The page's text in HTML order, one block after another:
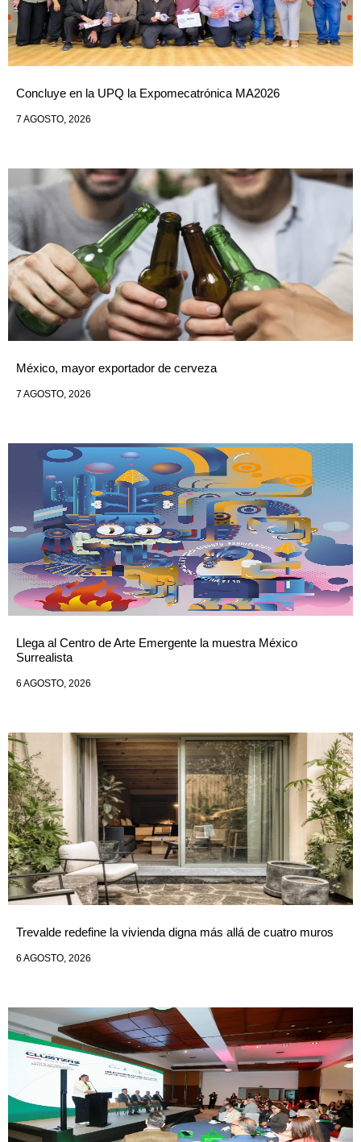
Concluye en la UPQ la Expomecatrónica MA2026
7 AGOSTO, 2026
México, mayor exportador de cerveza
7 AGOSTO, 2026
Llega al Centro de Arte Emergente la muestra México
Surrealista
6 AGOSTO, 2026
Trevalde redefine la vivienda digna más allá de cuatro muros
6 AGOSTO, 2026